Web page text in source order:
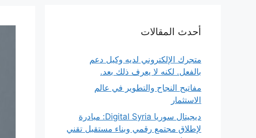
أحدث المقالات
متجرك الإلكتروني لديه وكيل دعم
بالفعل. لكنه لا يعرف ذلك بعد.
مفاتيح النجاح والتطوير في عالم
الاستثمار
ديجيتال سوريا Digital Syria: مبادرة
لإطلاق مجتمع رقمي وبناء مستقبل تقني